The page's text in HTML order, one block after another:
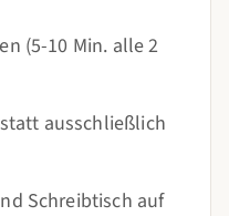
(5-10 Min. alle 2
ausschließlich
Schreibtisch auf